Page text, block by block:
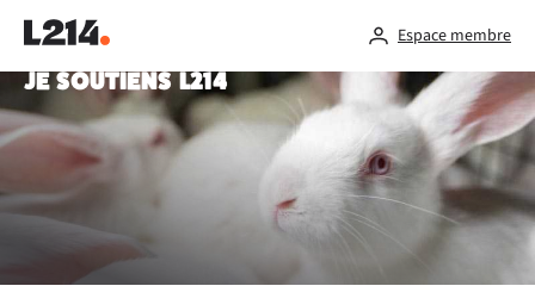
Espace membre
JE SOUTIENS L214